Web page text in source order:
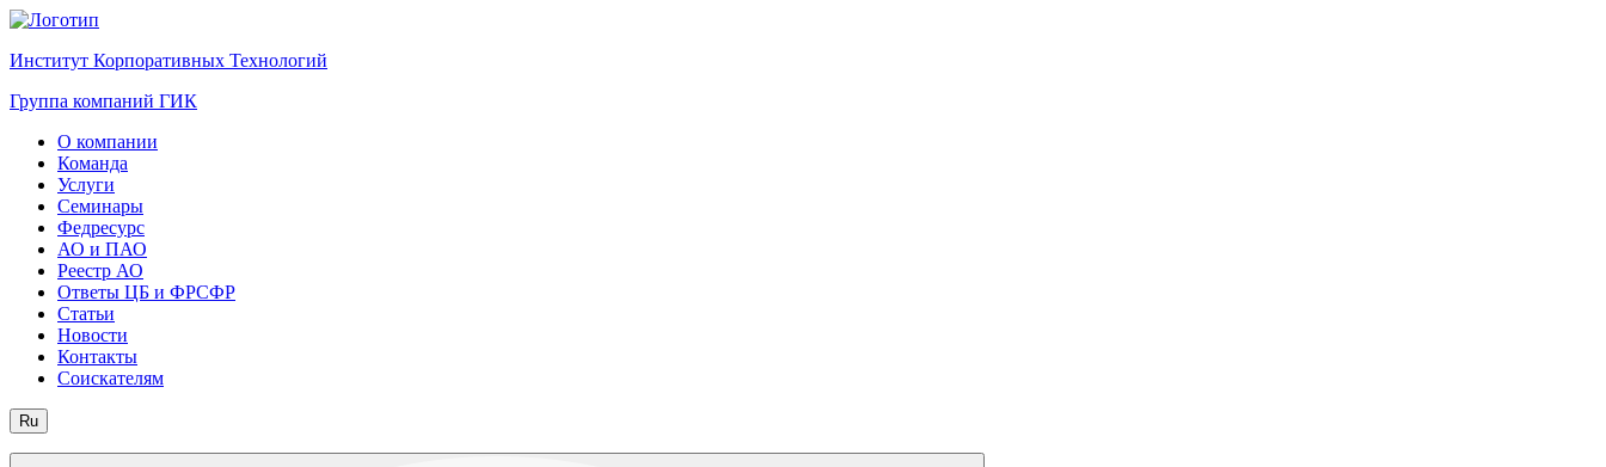
Институт Корпоративных Технологий
Группа компаний ГИК
О компании
Команда
Услуги
Семинары
Федресурс
АО и ПАО
Реестр АО
Ответы ЦБ и ФРСФР
Статьи
Новости
Контакты
Соискателям
Ru